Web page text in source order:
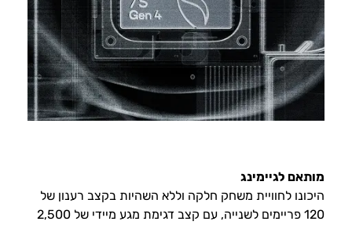
מותאם לגיימינג
היכונו לחוויית משחק חלקה וללא השהיות בקצב רענון של
120 פריימים לשנייה, עם קצב דגימת מגע מיידי של 2,500